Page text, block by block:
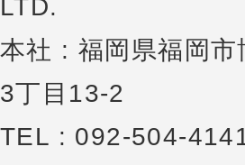
LTD.
本社 : 福岡県福岡市
3丁目13-2
TEL : 092-504-